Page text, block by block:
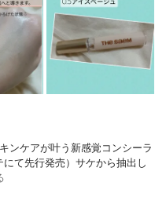
ンケアが叶う新感覚コンシーラ
て先行発売）サケから抽出し